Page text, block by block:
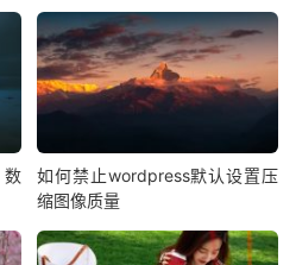
如何禁止wordpress默认设置压
缩图像质量